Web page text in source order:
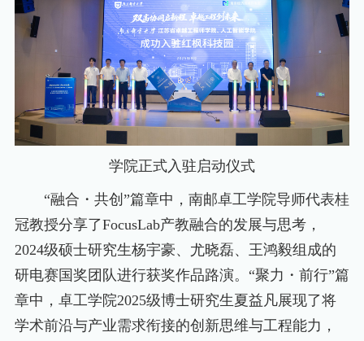
学院正式入驻启动仪式
“融合・共创”篇章中，南邮卓工学院导师代表桂
冠教授分享了FocusLab产教融合的发展与思考，
2024级硕士研究生杨宇豪、尤晓磊、王鸿毅组成的
研电赛国奖团队进行获奖作品路演。“聚力・前行”篇
章中，卓工学院2025级博士研究生夏益凡展现了将
学术前沿与产业需求衔接的创新思维与工程能力，